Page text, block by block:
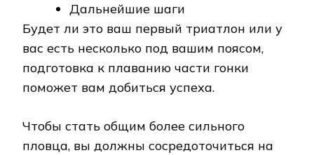
Дальнейшие шаги
Будет ли это ваш первый триатлон или у
вас есть несколько под вашим поясом,
подготовка к плаванию части гонки
поможет вам добиться успеха.
Чтобы стать общим более сильного
пловца, вы должны сосредоточиться на